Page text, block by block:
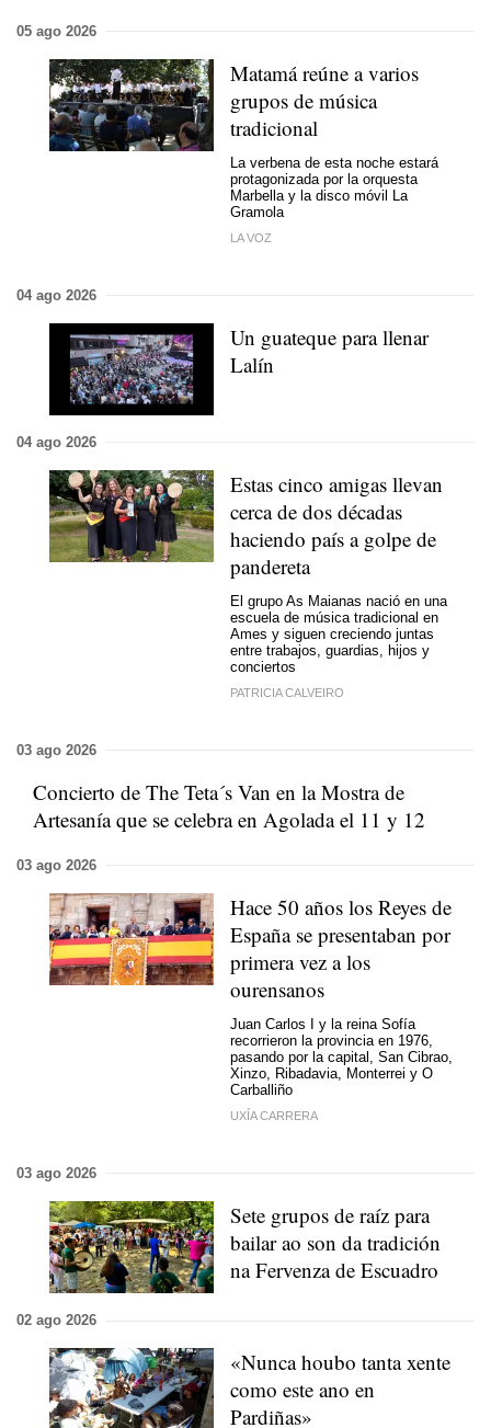
05 ago 2026
Matamá reúne a varios
grupos de música
tradicional
La verbena de esta noche estará
protagonizada por la orquesta
Marbella y la disco móvil La
Gramola
LA VOZ
04 ago 2026
Un guateque para llenar
Lalín
04 ago 2026
Estas cinco amigas llevan
cerca de dos décadas
haciendo país a golpe de
pandereta
El grupo As Maianas nació en una
escuela de música tradicional en
Ames y siguen creciendo juntas
entre trabajos, guardias, hijos y
conciertos
PATRICIA CALVEIRO
03 ago 2026
Concierto de The Teta´s Van en la Mostra de
Artesanía que se celebra en Agolada el 11 y 12
03 ago 2026
Hace 50 años los Reyes de
España se presentaban por
primera vez a los
ourensanos
Juan Carlos I y la reina Sofía
recorrieron la provincia en 1976,
pasando por la capital, San Cibrao,
Xinzo, Ribadavia, Monterrei y O
Carballiño
UXÍA CARRERA
03 ago 2026
Sete grupos de raíz para
bailar ao son da tradición
na Fervenza de Escuadro
02 ago 2026
«Nunca houbo tanta xente
como este ano en
Pardiñas»